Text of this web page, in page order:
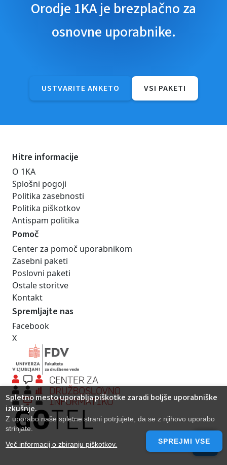
Orodje 1KA je brezplačno za
osnovne uporabnike.
USTVARITE ANKETO VSI PAKETI
Hitre informacije
O 1KA
Splošni pogoji
Politika zasebnosti
Politika piškotkov
Antispam politika
Pomoč
Center za pomoč uporabnikom
Zasebni paketi
Poslovni paketi
Ostale storitve
Kontakt
Spremljajte nas
Facebook
X
Spletno mesto uporablja piškotke zaradi boljše uporabniške
izkušnje.
Z uporabo naše spletne strani potrjujete, da se z njihovo uporabo
strinjate.
Več informacij o zbiranju piškotkov.
SPREJMI VSE